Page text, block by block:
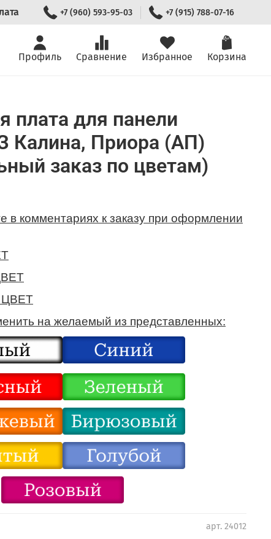
+7 (960) 593-95-03 +7 (915) 788-07-16
Профиль Сравнение Избранное Корзина
арт. 24012
плата для панели
Калина, Приора (АП)
заказ по цветам)
в комментариях к заказу при оформлении
ЦВЕТ
на желаемый из представленных: